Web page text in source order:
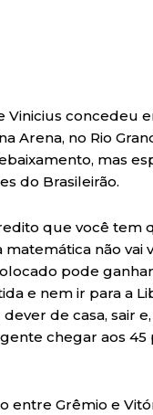
Vinicius concedeu
Arena, no Rio
mas
do Brasileirão.
que você tem
matemática não vai
pode
e nem ir para a
de casa, sair
chegar aos
Grêmio e